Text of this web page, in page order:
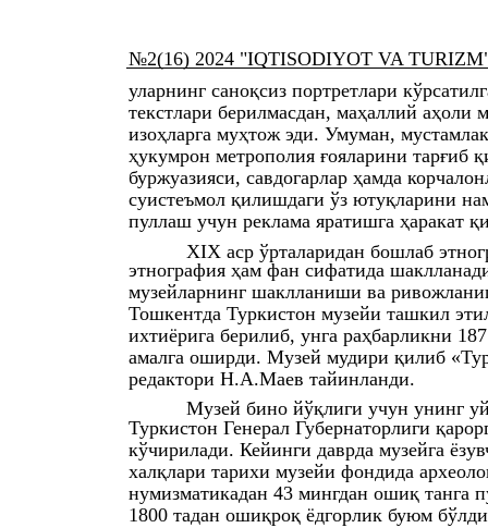
№2(16) 2024 "IQTISODIYOT VA
уларнинг саноқсиз портретлари
текстлари берилмасдан, маҳаллий
изоҳларга муҳтож эди. Умуман,
ҳукумрон метрополия ғояларини
буржуазияси, савдогарлар ҳамда
суистеъмол қилишдаги ўз ютуқларини
пуллаш учун реклама яратишга ҳаракат
XIX аср ўрталаридан бошлаб
этнография ҳам фан сифатида
музейларнинг шаклланиши ва
Тошкентда Туркистон музейи ташкил
ихтиёрига берилиб, унга раҳбарликни
амалга оширди. Музей мудири қилиб
редактори Н.А.Маев тайинланди.
Музей бино йўқлиги учун унинг
Туркистон Генерал Губернаторлиги
кўчирилади. Кейинги даврда музейга
халқлари тарихи музейи фондида
нумизматикадан 43 мингдан ошиқ танга
1800 тадан ошиқроқ ёдгорлик буюм